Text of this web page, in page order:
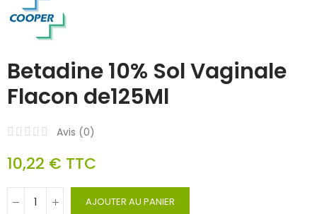
Betadine 10% Sol Vaginale
Flacon de125Ml
Avis (0)
10,22 € TTC
AJOUTER AU PANIER